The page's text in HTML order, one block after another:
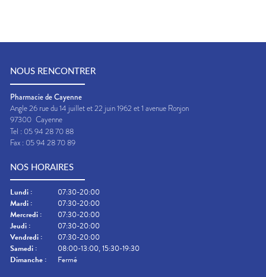
NOUS RENCONTRER
Pharmacie de Cayenne
Angle 26 rue du 14 juillet et 22 juin 1962 et 1 avenue Ronjon
97300 Cayenne
Tel : 05 94 28 70 88
Fax : 05 94 28 70 89
NOS HORAIRES
Lundi :
07:30-20:00
Mardi :
07:30-20:00
Mercredi :
07:30-20:00
Jeudi :
07:30-20:00
Vendredi :
07:30-20:00
Samedi :
08:00-13:00, 15:30-19:30
Dimanche : Fermé